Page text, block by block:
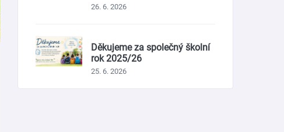
26. 6. 2026
Děkujeme za společný školní
rok 2025/26
25. 6. 2026